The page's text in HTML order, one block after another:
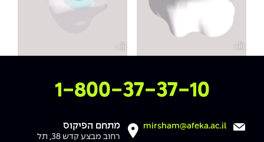
צרו איתנו קשר
1-800-37-37-10
mirsham@afeka.ac.il מתחם הפיקוס
רחוב מבצע קדש 38, תל